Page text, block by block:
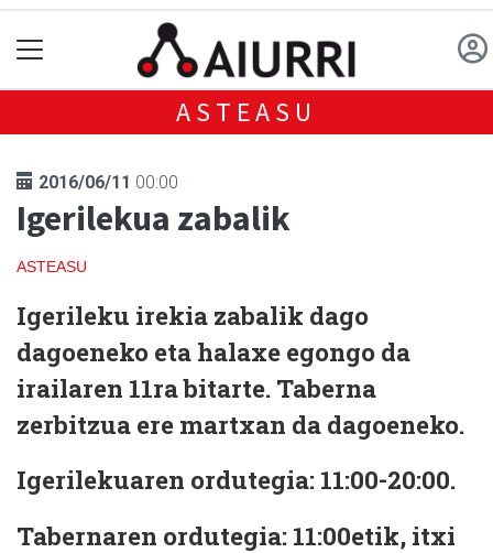
ASTEASU
2016/06/11 00:00
Igerilekua zabalik
ASTEASU
Igerileku irekia zabalik dago
dagoeneko eta halaxe egongo da
irailaren 11ra bitarte. Taberna
zerbitzua ere martxan da dagoeneko.
Igerilekuaren ordutegia: 11:00-20:00.
Tabernaren ordutegia: 11:00etik, itxi